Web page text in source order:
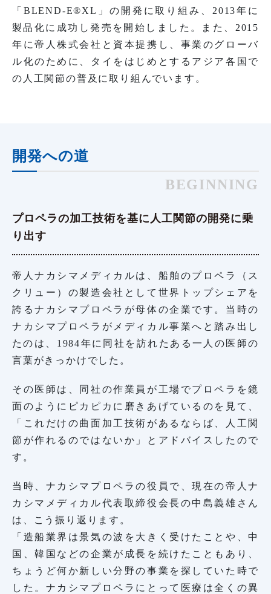
「BLEND-E®XL」の開発に取り組み、2013年に
製品化に成功し発売を開始しました。また、2015
年に帝人株式会社と資本提携し、事業のグローバ
ル化のために、タイをはじめとするアジア各国で
の人工関節の普及に取り組んでいます。
開発への道
BEGINNING
プロペラの加工技術を基に人工関節の開発に乗
り出す
帝人ナカシマメディカルは、船舶のプロペラ（ス
クリュー）の製造会社として世界トップシェアを
誇るナカシマプロペラが母体の企業です。当時の
ナカシマプロペラがメディカル事業へと踏み出し
たのは、1984年に同社を訪れたある一人の医師の
言葉がきっかけでした。
その医師は、同社の作業員が工場でプロペラを鏡
面のようにピカピカに磨きあげているのを見て、
「これだけの曲面加工技術があるならば、人工関
節が作れるのではないか」とアドバイスしたので
す。
当時、ナカシマプロペラの役員で、現在の帝人ナ
カシマメディカル代表取締役会長の中島義雄さん
は、こう振り返ります。
「造船業界は景気の波を大きく受けたことや、中
国、韓国などの企業が成長を続けたこともあり、
ちょうど何か新しい分野の事業を探していた時で
した。ナカシマプロペラにとって医療は全くの異